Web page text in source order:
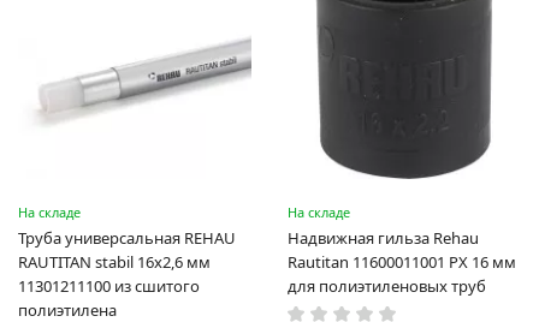
На складе
Труба универсальная REHAU
RAUTITAN stabil 16х2,6 мм
11301211100 из сшитого
полиэтилена
На складе
Надвижная гильза Rehau
Rautitan 11600011001 PX 16 мм
для полиэтиленовых труб